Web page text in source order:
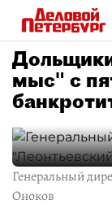
мыс" с
Генеральный
Оноков